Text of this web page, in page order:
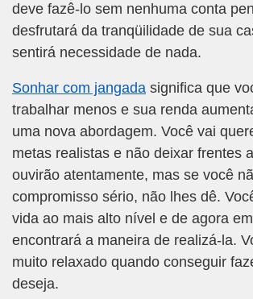
deve fazê-lo sem nenhuma conta
desfrutará da tranqüilidade de sua
sentirá necessidade de nada.
Sonhar com jangada significa que
trabalhar menos e sua renda
uma nova abordagem. Você vai
metas realistas e não deixar frentes
ouvirão atentamente, mas se você
compromisso sério, não lhes dê.
vida ao mais alto nível e de agora
encontrará a maneira de realizá-la.
muito relaxado quando conseguir
deseja.